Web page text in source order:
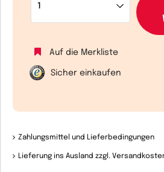
Auf die Merkliste
Sicher einkaufen
Zahlungsmittel und Lieferbedingungen
Lieferung ins Ausland zzgl.